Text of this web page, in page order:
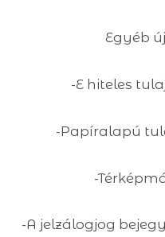
Egyéb
-E hiteles
-Papíralapú
-
-A jelzálogjog